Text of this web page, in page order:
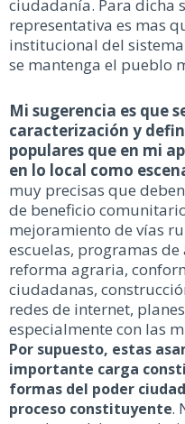
ciudadanía. Para dicha
representativa es mas
institucional del
se mantenga el pueblo
Mi sugerencia es que
caracterización y
populares que en mi
en lo local como
muy precisas que
de beneficio
mejoramiento de vías
escuelas, programas
reforma agraria,
ciudadanas,
redes de internet,
especialmente con las
Por supuesto, estas
importante carga
formas del poder
proceso constituyente.